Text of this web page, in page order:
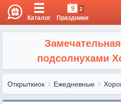
Каталог
9 2
Праздники
подсолнухами
Открыткиок Ежедневные